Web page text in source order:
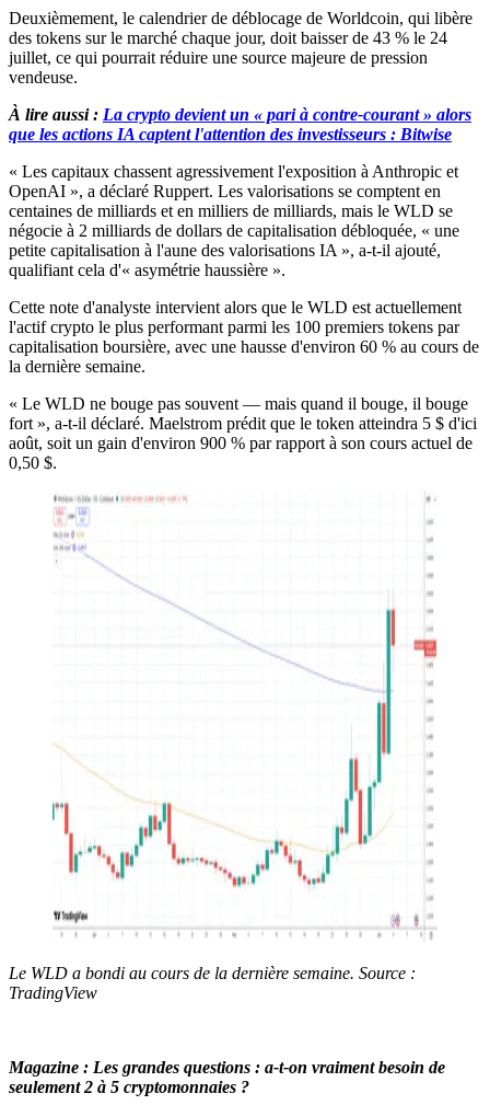
Deuxièmement, le calendrier de déblocage de Worldcoin, qui libère
des tokens sur le marché chaque jour, doit baisser de 43 % le 24
juillet, ce qui pourrait réduire une source majeure de pression
vendeuse.
À lire aussi : La crypto devient un « pari à contre-courant » alors
que les actions IA captent l'attention des investisseurs : Bitwise
« Les capitaux chassent agressivement l'exposition à Anthropic et
OpenAI », a déclaré Ruppert. Les valorisations se comptent en
centaines de milliards et en milliers de milliards, mais le WLD se
négocie à 2 milliards de dollars de capitalisation débloquée, « une
petite capitalisation à l'aune des valorisations IA », a-t-il ajouté,
qualifiant cela d'« asymétrie haussière ».
Cette note d'analyste intervient alors que le WLD est actuellement
l'actif crypto le plus performant parmi les 100 premiers tokens par
capitalisation boursière, avec une hausse d'environ 60 % au cours de
la dernière semaine.
« Le WLD ne bouge pas souvent — mais quand il bouge, il bouge
fort », a-t-il déclaré. Maelstrom prédit que le token atteindra 5 $ d'ici
août, soit un gain d'environ 900 % par rapport à son cours actuel de
0,50 $.
Le WLD a bondi au cours de la dernière semaine. Source :
TradingView
Magazine : Les grandes questions : a-t-on vraiment besoin de
seulement 2 à 5 cryptomonnaies ?